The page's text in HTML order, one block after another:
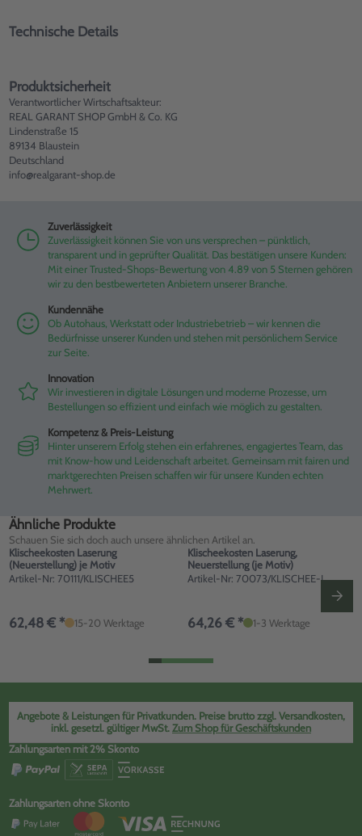
Technische Details
Produktsicherheit
Verantwortlicher Wirtschaftsakteur:
REAL GARANT SHOP GmbH & Co. KG
Lindenstraße 15
89134 Blaustein
Deutschland
info@realgarant-shop.de
Zuverlässigkeit
Zuverlässigkeit können Sie von uns versprechen – pünktlich,
transparent und in geprüfter Qualität. Das bestätigen unsere Kunden:
Mit einer Trusted-Shops-Bewertung von 4.89 von 5 Sternen gehören
wir zu den bestbewerteten Anbietern unserer Branche.
Kundennähe
Ob Autohaus, Werkstatt oder Industriebetrieb – wir kennen die
Bedürfnisse unserer Kunden und stehen mit persönlichem Service
zur Seite.
Innovation
Wir investieren in digitale Lösungen und moderne Prozesse, um
Bestellungen so effizient und einfach wie möglich zu gestalten.
Kompetenz & Preis-Leistung
Hinter unserem Erfolg stehen ein erfahrenes, engagiertes Team, das
mit Know-how und Leidenschaft arbeitet. Gemeinsam mit fairen und
marktgerechten Preisen schaffen wir für unsere Kunden echten
Mehrwert.
Ähnliche Produkte
Schauen Sie sich doch auch unsere ähnlichen Artikel an.
Klischeekosten Laserung
(Neuerstellung) je Motiv
Artikel-Nr: 70111/KLISCHEE5
62,48 € * 15-20 Werktage
Klischeekosten Laserung,
Neuerstellung (je Motiv)
Artikel-Nr: 70073/KLISCHEE-L
64,26 € * 1-3 Werktage
Angebote & Leistungen für Privatkunden. Preise brutto zzgl. Versandkosten,
inkl. gesetzl. gültiger MwSt. Zum Shop für Geschäftskunden
Zahlungsarten mit 2% Skonto
Zahlungsarten ohne Skonto